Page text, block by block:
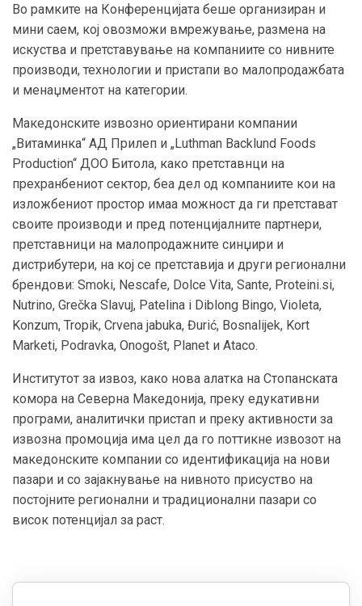
Во рамките на Конференцијата беше организиран и
мини саем, кој овозможи вмрежување, размена на
искуства и претставување на компаниите со нивните
производи, технологии и пристапи во малопродажбата
и менаџментот на категории.
Македонските извозно ориентирани компании
„Витаминка“ АД Прилеп и „Luthman Backlund Foods
Production“ ДОО Битола, како претставнци на
прехранбениот сектор, беа дел од компаниите кои на
изложбениот простор имаа можност да ги претстават
своите производи и пред потенцијалните партнери,
претставници на малопродажните синџири и
дистрибутери, на кој се претставија и други регионални
брендови: Smoki, Nescafe, Dolce Vita, Sante, Proteini.si,
Nutrino, Grečka Slavuj, Patelina i Diblong Bingo, Violeta,
Konzum, Tropik, Crvena jabuka, Đurić, Bosnalijek, Kort
Marketi, Podravka, Onogošt, Planet и Ataco.
Институтот за извоз, како нова алатка на Стопанската
комора на Северна Македонија, преку едукативни
програми, аналитички пристап и преку активности за
извозна промоција има цел да го поттикне извозот на
македонските компании со идентификација на нови
пазари и со зајакнување на нивното присуство на
постојните регионални и традиционални пазари со
висок потенцијал за раст.